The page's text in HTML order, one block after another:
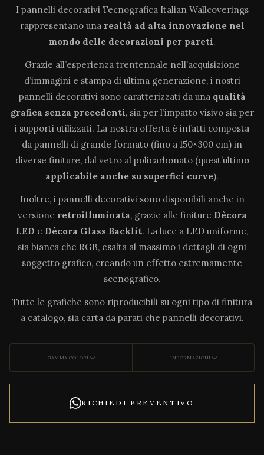
I pannelli decorativi Tecnografica Italian Wallcoverings
rappresentano una realtà ad alta innovazione nel
mondo delle decorazioni per pareti.
Grazie all’esperienza trentennale nell’acquisizione
d’immagini e stampa di ultima generazione, i nostri
pannelli decorativi sono caratterizzati da una qualità
grafica senza precedenti, sia per l’impatto visivo sia per
i supporti utilizzati. La nostra offerta è infatti composta
da pannelli di grande formato (fino a 150×300 cm) in
diverse finiture, dal vetro al policarbonato (quest’ultimo
applicabile anche su superfici curve).
Inoltre, i pannelli decorativi sono disponibili anche in
versione retroilluminata, grazie alle finiture Dècora
LED e Dècora Glass Backlit. La luce a LED uniforme,
sia bianca che RGB, esalta al massimo i dettagli di ogni
soggetto grafico, creando un effetto estremamente
scenografico.
Tutte le grafiche sono riproducibili su ogni tipo di finitura
a catalogo, sia carta da parati che pannelli decorativi.
GAMMA COLORI INFORMAZIONI
RICHIEDI PREVENTIVO